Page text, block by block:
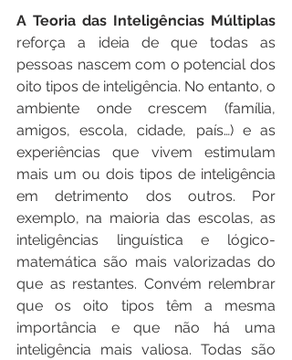
A Teoria das Inteligências Múltiplas
reforça a ideia de que todas as
pessoas nascem com o potencial dos
oito tipos de inteligência. No entanto, o
ambiente onde crescem (família,
amigos, escola, cidade, país…) e as
experiências que vivem estimulam
mais um ou dois tipos de inteligência
em detrimento dos outros. Por
exemplo, na maioria das escolas, as
inteligências linguística e lógico-
matemática são mais valorizadas do
que as restantes. Convém relembrar
que os oito tipos têm a mesma
importância e que não há uma
inteligência mais valiosa. Todas são